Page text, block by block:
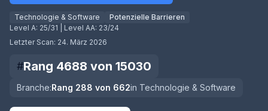
Technologie & Software
Potenzielle Barrieren
Level A: 25/31 | Level AA: 23/24
Letzter Scan: 24. März 2026
#Rang 4688 von 15030
Branche:Rang 288 von 662in Technologie & Software